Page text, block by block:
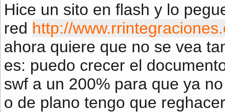
Hice un sito en flash y lo
red http://
ahora quiere que no se vea
es: puedo crecer el
swf a un 200% para que ya
o de plano tengo que